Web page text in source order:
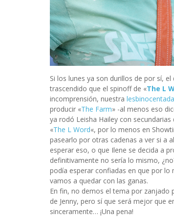
Si los lunes ya son durillos de por sí,
trascendido que el spinoff de «The L
incomprensión, nuestra lesbinocentada
producir «The Farm» -al menos eso
ya rodó Leisha Hailey con
«The L Word«, por lo menos en
pasearlo por otras cadenas a ver si a
esperar eso, o que Ilene se decida a
definitivamente no sería lo mismo,
podía esperar confiadas en que por
vamos a quedar con las ganas.
En fin, no demos el tema por zanjado
de Jenny, pero sí que será mejor que
sinceramente… ¡Una pena!